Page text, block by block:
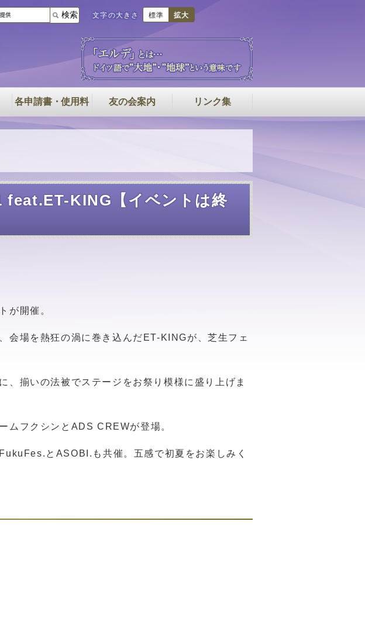
検索 文字の大きさ 標準 拡大
各申請書・使用料 友の会案内 リンク集
KING【イベントは終
が開催。
会場を熱狂の渦に巻き込んだET-KINGが、芝生フェ
、揃いの法被でステージをお祭り模様に盛り上げま
ムフクシンとADS CREWが登場。
とASOBI.も共催。五感で初夏をお楽しみく